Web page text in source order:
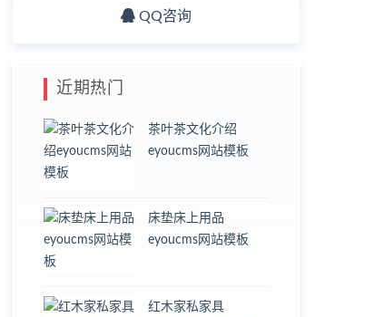
QQ咨询
近期热门
茶叶茶文化介绍
eyoucms网站模板
床垫床上用品
eyoucms网站模板
红木家私家具